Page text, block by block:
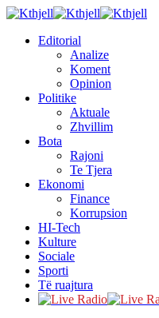
Editorial
Analize
Koment
Opinion
Politike
Aktuale
Zhvillim
Bota
Rajoni
Te Tjera
Ekonomi
Finance
Korrupsion
HI-Tech
Kulture
Sociale
Sporti
Të ruajtura